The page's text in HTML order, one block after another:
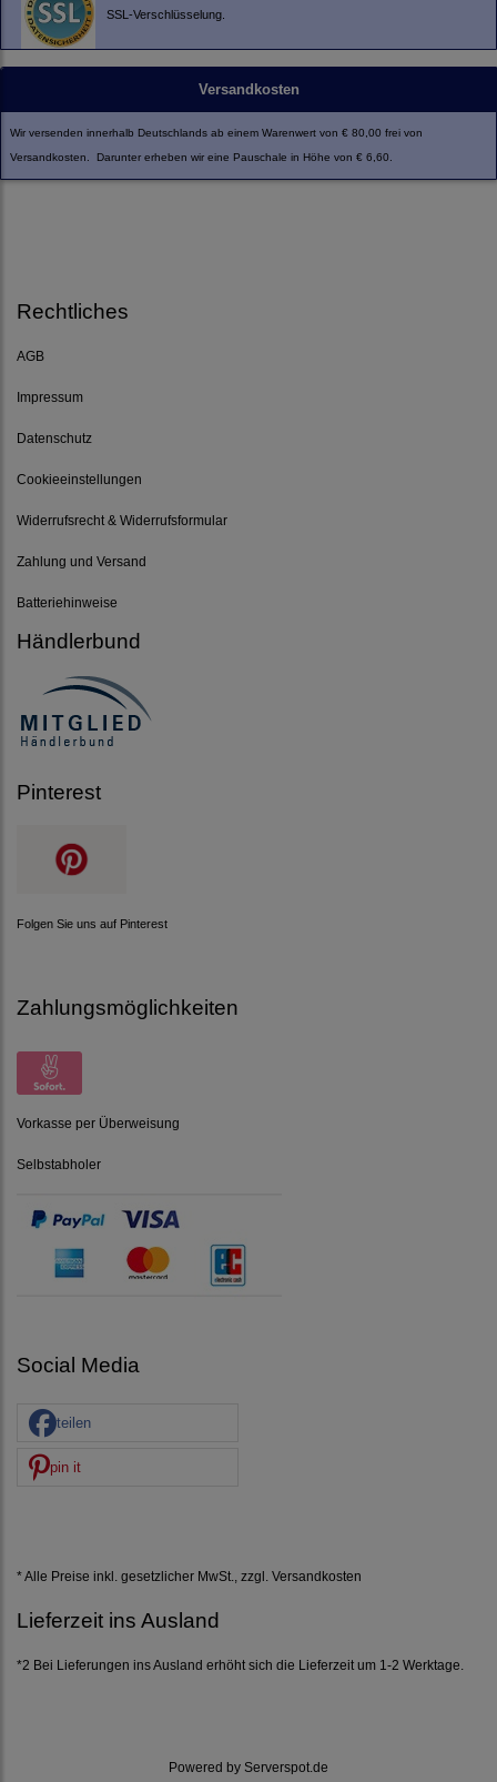
SSL-Verschlüsselung.
Versandkosten
Wir versenden innerhalb Deutschlands ab einem Warenwert von € 80,00 frei von
Versandkosten. Darunter erheben wir eine Pauschale in Höhe von € 6,60.
Rechtliches
AGB
Impressum
Datenschutz
Cookieeinstellungen
Widerrufsrecht & Widerrufsformular
Zahlung und Versand
Batteriehinweise
Händlerbund
Pinterest
Folgen Sie uns auf Pinterest
Zahlungsmöglichkeiten
Vorkasse per Überweisung
Selbstabholer
Social Media
teilen
pin it
* Alle Preise inkl. gesetzlicher MwSt., zzgl. Versandkosten
Lieferzeit ins Ausland
*2 Bei Lieferungen ins Ausland erhöht sich die Lieferzeit um 1-2 Werktage.
Powered by Serverspot.de